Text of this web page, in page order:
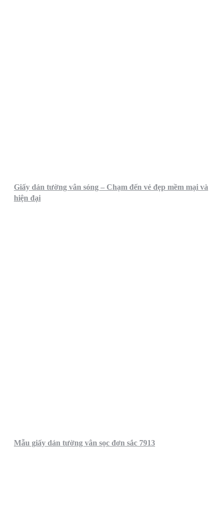
Giấy dán tường vân sóng – Chạm đến vẻ đẹp mềm mại và
hiện đại
Mẫu giấy dán tường vân sọc đơn sắc 7913